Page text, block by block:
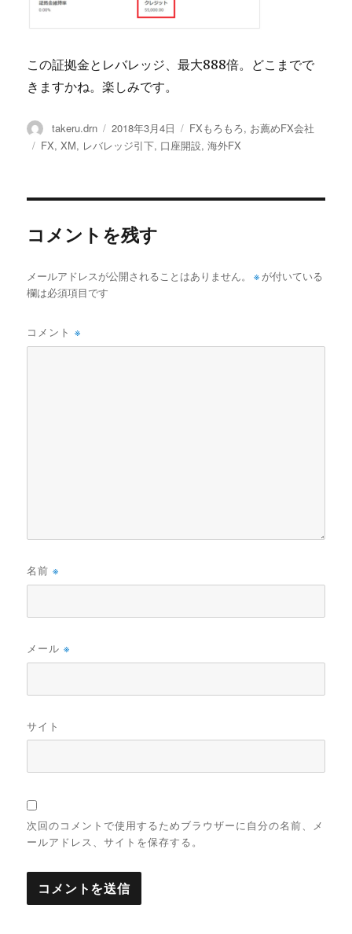
この証拠金とレバレッジ、最大888倍。どこまでで
きますかね。楽しみです。
投
稿
takeru.drn
投
稿
2018年3月4日
カ
テ
FXもろもろ, お薦めFX会社
タ
FX,XM, レバレッジ引下, 口座開設,海外FX
コメントを残す
メールアドレスが公開されることはありません。 ※ が付いている
欄は必須項目です
コメント※
名前※
メール※
サイト
次回のコメントで使用するためブラウザーに自分の名前、メ
ールアドレス、サイトを保存する。